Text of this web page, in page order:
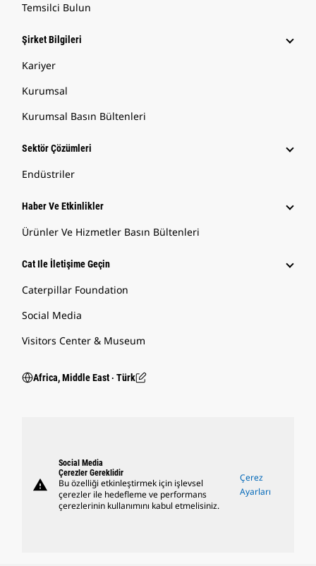
Temsilci Bulun
Şirket Bilgileri
Kariyer
Kurumsal
Kurumsal Basın Bültenleri
Sektör Çözümleri
Endüstriler
Haber Ve Etkinlikler
Ürünler Ve Hizmetler Basın Bültenleri
Cat Ile İletişime Geçin
Caterpillar Foundation
Social Media
Visitors Center & Museum
Africa, Middle East ‧ Türk
warning
Social Media
Çerezler Gereklidir
Bu özelliği etkinleştirmek için işlevsel
çerezler ile hedefleme ve performans
çerezlerinin kullanımını kabul etmelisiniz.
Çerez
Ayarları